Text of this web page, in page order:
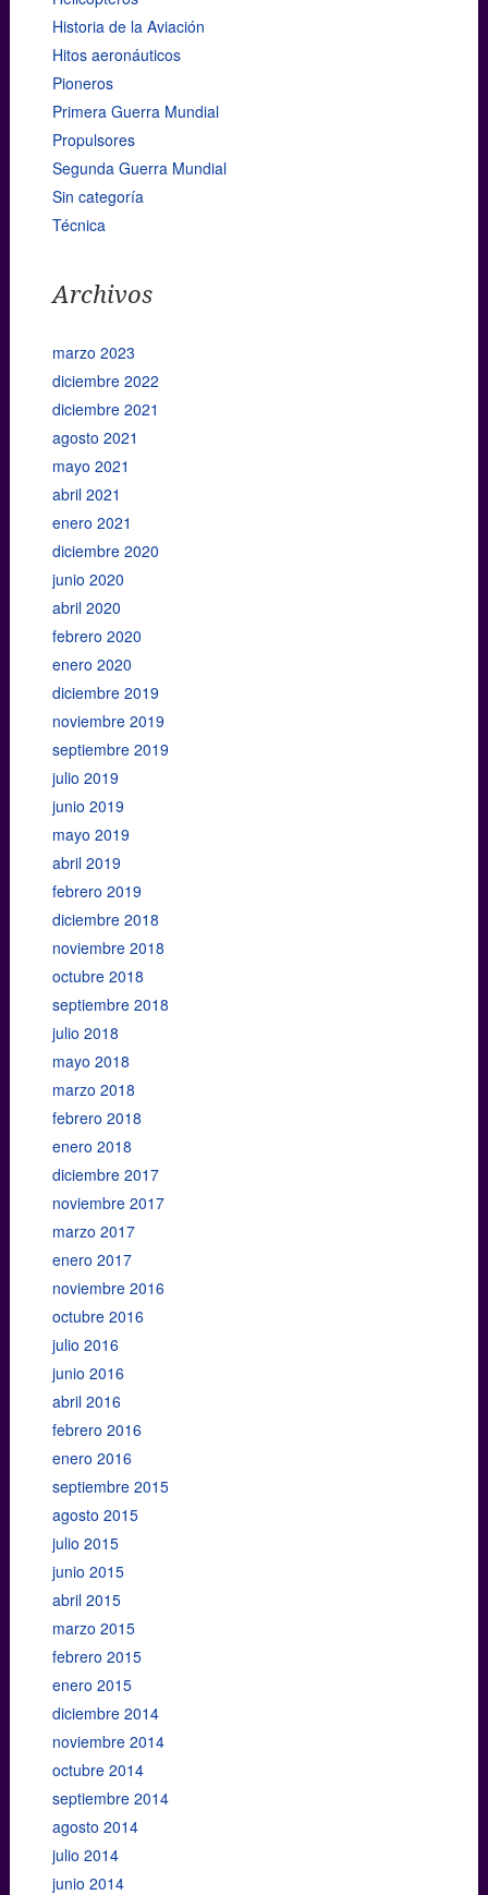
Historia de la Aviación
Hitos aeronáuticos
Pioneros
Primera Guerra Mundial
Propulsores
Segunda Guerra Mundial
Sin categoría
Técnica
Archivos
marzo 2023
diciembre 2022
diciembre 2021
agosto 2021
mayo 2021
abril 2021
enero 2021
diciembre 2020
junio 2020
abril 2020
febrero 2020
enero 2020
diciembre 2019
noviembre 2019
septiembre 2019
julio 2019
junio 2019
mayo 2019
abril 2019
febrero 2019
diciembre 2018
noviembre 2018
octubre 2018
septiembre 2018
julio 2018
mayo 2018
marzo 2018
febrero 2018
enero 2018
diciembre 2017
noviembre 2017
marzo 2017
enero 2017
noviembre 2016
octubre 2016
julio 2016
junio 2016
abril 2016
febrero 2016
enero 2016
septiembre 2015
agosto 2015
julio 2015
junio 2015
abril 2015
marzo 2015
febrero 2015
enero 2015
diciembre 2014
noviembre 2014
octubre 2014
septiembre 2014
agosto 2014
julio 2014
junio 2014